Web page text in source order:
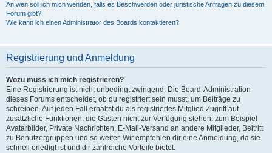
An wen soll ich mich wenden, falls es Beschwerden oder juristische Anfragen zu diesem
Forum gibt?
Wie kann ich einen Administrator des Boards kontaktieren?
Registrierung und Anmeldung
Wozu muss ich mich registrieren?
Eine Registrierung ist nicht unbedingt zwingend. Die Board-Administration
dieses Forums entscheidet, ob du registriert sein musst, um Beiträge zu
schreiben. Auf jeden Fall erhältst du als registriertes Mitglied Zugriff auf
zusätzliche Funktionen, die Gästen nicht zur Verfügung stehen: zum Beispiel
Avatarbilder, Private Nachrichten, E-Mail-Versand an andere Mitglieder, Beitritt
zu Benutzergruppen und so weiter. Wir empfehlen dir eine Anmeldung, da sie
schnell erledigt ist und dir zahlreiche Vorteile bietet.